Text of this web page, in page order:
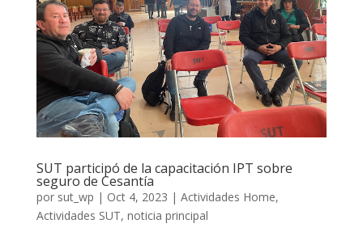
SUT participó de la capacitación IPT sobre
seguro de Cesantía
por sut_wp | Oct 4, 2023 | Actividades Home,
Actividades SUT, noticia principal